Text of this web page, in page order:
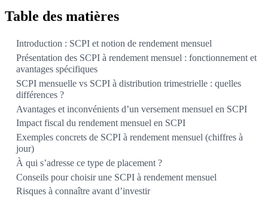
Table des matières
Introduction : SCPI et notion de rendement mensuel
Présentation des SCPI à rendement mensuel : fonctionnement et
avantages spécifiques
SCPI mensuelle vs SCPI à distribution trimestrielle : quelles
différences ?
Avantages et inconvénients d’un versement mensuel en SCPI
Impact fiscal du rendement mensuel en SCPI
Exemples concrets de SCPI à rendement mensuel (chiffres à
jour)
À qui s’adresse ce type de placement ?
Conseils pour choisir une SCPI à rendement mensuel
Risques à connaître avant d’investir